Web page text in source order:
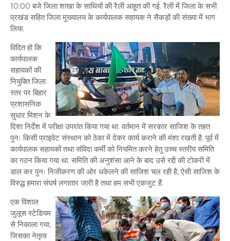
10:00 बजे जिला शाखा के साथियों की रैली आहूत की गई. रैली में जिला के सभी
प्रखंड सहित जिला मुख्यालय के कार्यपालक सहायक ने सैकड़ों की संख्या में भाग
लिया.
विदित हो कि
कार्यपालक
सहायकों की
नियुक्ति जिला
स्तर पर बिहार
प्रशासनिक
सुधार मिशन के
दिशा निर्देश में परीक्षा उपरांत किया गया था. वर्तमान में सरकार साजिश के तहत
पुनः किसी प्राइवेट संस्थान को ठेका में देकर कार्य कराने की मंशा रखती है. पूर्व में
कार्यपालक सहायकों तथा संविदा कर्मी को नियमित करने हेतु उच्च स्तरीय समिति
का गठन किया गया था. समिति की अनुशंसा आने के बाद उसे रद्दी की टोकरी में
डाल कर पुनः निजीकरण की ओर धकेलने की साजिश चल रही है, ऐसी साजिश के
विरुद्ध हमारा संघर्ष लगातार जारी है तथा हम सभी एकजुट हैं.
एक विशाल
जुलूस स्टेडियम
से निकाला गया,
जिसका नेतृत्व